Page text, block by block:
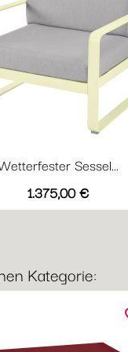
Sessel...
Preis
1.375,00 €
Vorschau
AbyssblauAcapulcoblau
Anthrazit
Chili
Kategorie: